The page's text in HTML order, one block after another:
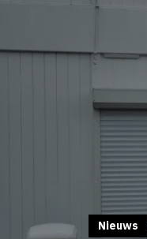
Nieuws